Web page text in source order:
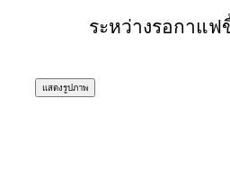
ระหว่างรอกาแฟขี้ชะ